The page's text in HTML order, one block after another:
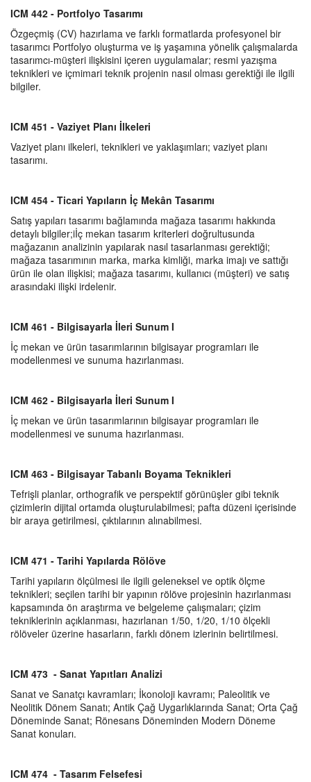
ICM 442 - Portfolyo Tasarımı
Özgeçmiş (CV) hazırlama ve farklı formatlarda profesyonel bir
tasarımcı Portfolyo oluşturma ve iş yaşamına yönelik çalışmalarda
tasarımcı-müşteri ilişkisini içeren uygulamalar; resmi yazışma
teknikleri ve içmimari teknik projenin nasıl olması gerektiği ile ilgili
bilgiler.
ICM 451 - Vaziyet Planı İlkeleri
Vaziyet planı ilkeleri, teknikleri ve yaklaşımları; vaziyet planı
tasarımı.
ICM 454 - Ticari Yapıların İç Mekân Tasarımı
Satış yapıları tasarımı bağlamında mağaza tasarımı hakkında
detaylı bilgiler;iİç mekan tasarım kriterleri doğrultusunda
mağazanın analizinin yapılarak nasıl tasarlanması gerektiği;
mağaza tasarımının marka, marka kimliği, marka imajı ve sattığı
ürün ile olan ilişkisi; mağaza tasarımı, kullanıcı (müşteri) ve satış
arasındaki ilişki irdelenir.
ICM 461 - Bilgisayarla İleri Sunum I
İç mekan ve ürün tasarımlarının bilgisayar programları ile
modellenmesi ve sunuma hazırlanması.
ICM 462 - Bilgisayarla İleri Sunum I
İç mekan ve ürün tasarımlarının bilgisayar programları ile
modellenmesi ve sunuma hazırlanması.
ICM 463 - Bilgisayar Tabanlı Boyama Teknikleri
Tefrişli planlar, orthografik ve perspektif görünüşler gibi teknik
çizimlerin dijital ortamda oluşturulabilmesi; pafta düzeni içerisinde
bir araya getirilmesi, çıktılarının alınabilmesi.
ICM 471 - Tarihi Yapılarda Rölöve
Tarihi yapıların ölçülmesi ile ilgili geleneksel ve optik ölçme
teknikleri; seçilen tarihi bir yapının rölöve projesinin hazırlanması
kapsamında ön araştırma ve belgeleme çalışmaları; çizim
tekniklerinin açıklanması, hazırlanan 1/50, 1/20, 1/10 ölçekli
rölöveler üzerine hasarların, farklı dönem izlerinin belirtilmesi.
ICM 473 - Sanat Yapıtları Analizi
Sanat ve Sanatçı kavramları; İkonoloji kavramı; Paleolitik ve
Neolitik Dönem Sanatı; Antik Çağ Uygarlıklarında Sanat; Orta Çağ
Döneminde Sanat; Rönesans Döneminden Modern Döneme
Sanat konuları.
ICM 474 - Tasarım Felsefesi